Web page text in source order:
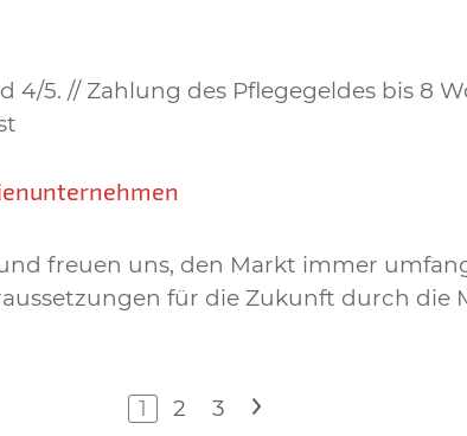
5. // Zahlung des Pflegegeldes bis 8
freuen uns, den Markt immer
für die Zukunft durch die
1 2 3 >